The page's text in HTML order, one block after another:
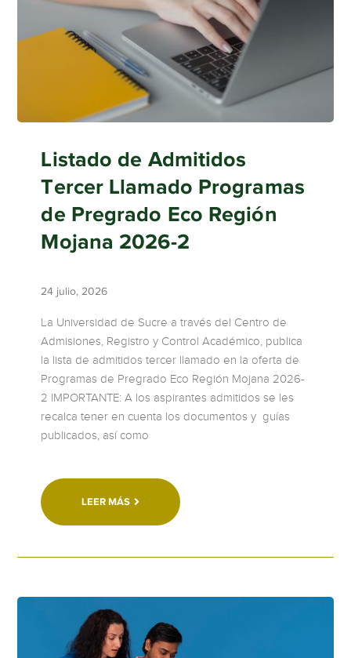
Listado de Admitidos
Tercer Llamado Programas
de Pregrado Eco Región
Mojana 2026-2
24 julio, 2026
La Universidad de Sucre a través del Centro de
Admisiones, Registro y Control Académico, publica
la lista de admitidos tercer llamado en la oferta de
Programas de Pregrado Eco Región Mojana 2026-
2 IMPORTANTE: A los aspirantes admitidos se les
recalca tener en cuenta los documentos y guías
publicados, así como
LEER MÁS